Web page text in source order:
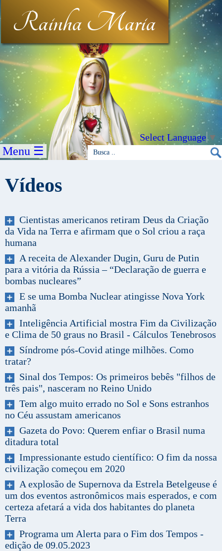
Rainha Maria
Select Language▼
Menu ☰
Vídeos
Cientistas americanos retiram Deus da Criação
da Vida na Terra e afirmam que o Sol criou a raça
humana
A receita de Alexander Dugin, Guru de Putin
para a vitória da Rússia – “Declaração de guerra e
bombas nucleares”
E se uma Bomba Nuclear atingisse Nova York
amanhã
Inteligência Artificial mostra Fim da Civilização
e Clima de 50 graus no Brasil - Cálculos Tenebrosos
Síndrome pós-Covid atinge milhões. Como
tratar?
Sinal dos Tempos: Os primeiros bebês "filhos de
três pais", nasceram no Reino Unido
Tem algo muito errado no Sol e Sons estranhos
no Céu assustam americanos
Gazeta do Povo: Querem enfiar o Brasil numa
ditadura total
Impressionante estudo científico: O fim da nossa
civilização começou em 2020
A explosão de Supernova da Estrela Betelgeuse é
um dos eventos astronômicos mais esperados, e com
certeza afetará a vida dos habitantes do planeta
Terra
Programa um Alerta para o Fim dos Tempos -
edição de 09.05.2023